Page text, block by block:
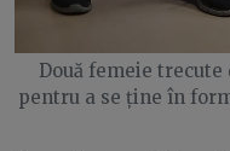
Două femeie trecute
pentru a se ține în